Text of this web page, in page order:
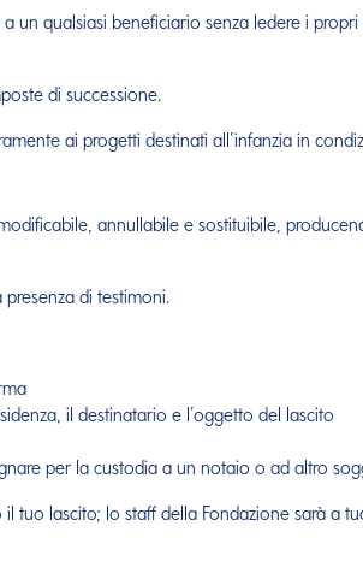
un qualsiasi beneficiario senza ledere i
di successione.
ai progetti destinati all’infanzia in
annullabile e sostituibile,
di testimoni.
il destinatario e l’oggetto del lascito
per la custodia a un notaio o ad altro
lascito; lo staff della Fondazione sarà a